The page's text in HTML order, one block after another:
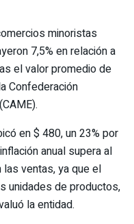
minoristas
7,5% en relación a
el valor promedio de
Confederación
en $ 480, un 23% por
anual supera al
las ventas, ya que el
unidades de productos,
la entidad.